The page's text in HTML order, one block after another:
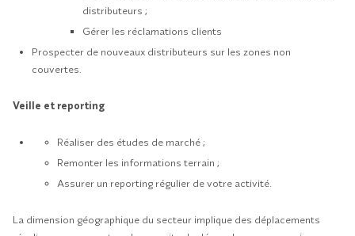
distributeurs ;
Gérer les réclamations clients
Prospecter de nouveaux distributeurs sur les zones non
couvertes.
Veille et reporting
Réaliser des études de marché ;
Remonter les informations terrain ;
Assurer un reporting régulier de votre activité.
La dimension géographique du secteur implique des déplacements